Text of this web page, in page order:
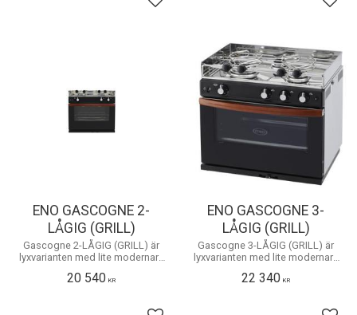
Lägg till i favoriter
ENO GASCOGNE 2-
LÅGIG (GRILL)
Gascogne 2-LÅGIG (GRILL) är
lyxvarianten med lite modernare
20 540 KR
ENO GASCOGNE 3-
LÅGIG (GRILL)
Gascogne 3-LÅGIG (GRILL) är
lyxvarianten med lite modernare
22 340 KR